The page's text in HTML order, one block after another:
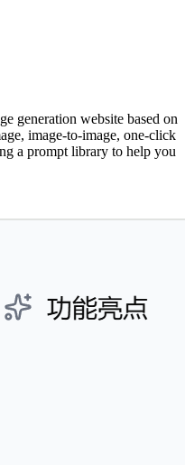
generation website based on
image-to-image, one-click
a prompt library to help you